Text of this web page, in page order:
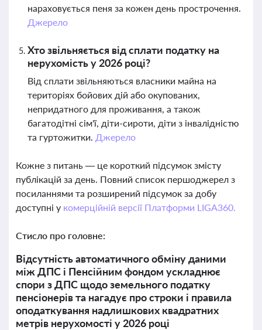
нараховується пеня за кожен день прострочення.
Джерело
Хто звільняється від сплати податку на
нерухомість у 2026 році?
Від сплати звільняються власники майна на
територіях бойових дій або окупованих,
непридатного для проживання, а також
багатодітні сім'ї, діти-сироти, діти з інвалідністю
та гуртожитки. Джерело
Кожне з питань — це короткий підсумок змісту
публікацій за день. Повний список першоджерел з
посиланнями та розширений підсумок за добу
доступні у комерційній версії Платформи LIGA360.
Стисло про головне:
Відсутність автоматичного обміну даними
між ДПС і Пенсійним фондом ускладнює
спори з ДПС щодо земельного податку
пенсіонерів та нагадує про строки і правила
оподаткування надлишкових квадратних
метрів нерухомості у 2026 році